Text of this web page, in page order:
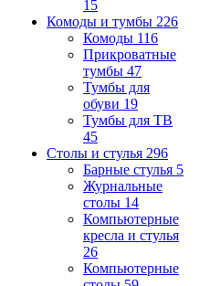
15
Комоды и тумбы 226
Комоды 116
Прикроватные
тумбы 47
Тумбы для
обуви 19
Тумбы для ТВ
45
Столы и стулья 296
Барные стулья 5
Журнальные
столы 14
Компьютерные
кресла и стулья
26
Компьютерные